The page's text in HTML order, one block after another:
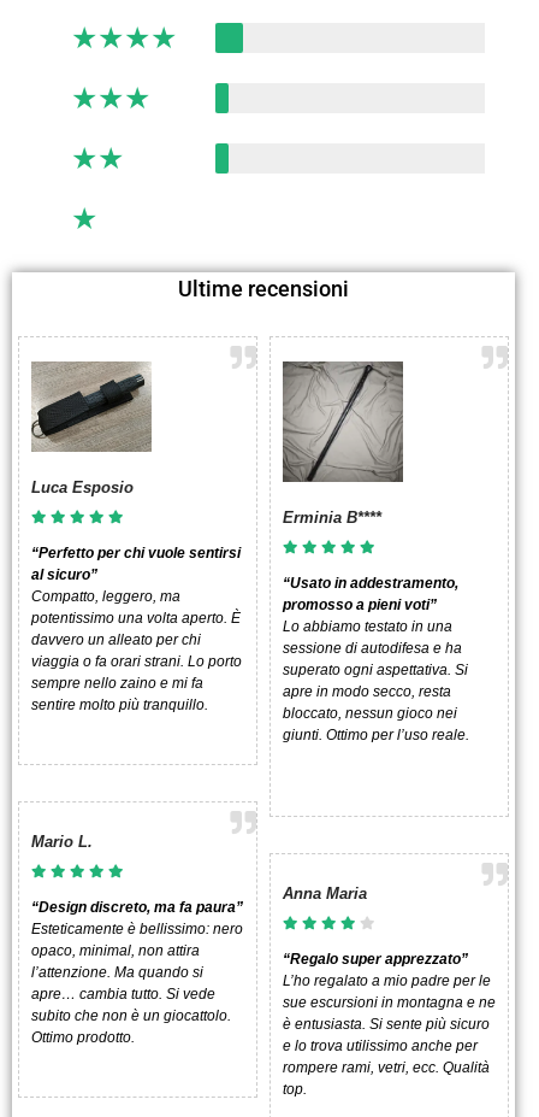
★★★★
★★★
★★
★
Ultime recensioni
Luca Esposio
“Perfetto per chi vuole sentirsi
al sicuro”
Compatto, leggero, ma
potentissimo una volta aperto. È
davvero un alleato per chi
viaggia o fa orari strani. Lo porto
sempre nello zaino e mi fa
sentire molto più tranquillo.
Mario L.
“Design discreto, ma fa paura”
Esteticamente è bellissimo: nero
opaco, minimal, non attira
l’attenzione. Ma quando si
apre… cambia tutto. Si vede
subito che non è un giocattolo.
Ottimo prodotto.
Erminia B****
“Usato in addestramento,
promosso a pieni voti”
Lo abbiamo testato in una
sessione di autodifesa e ha
superato ogni aspettativa. Si
apre in modo secco, resta
bloccato, nessun gioco nei
giunti. Ottimo per l’uso reale.
Anna Maria
“Regalo super apprezzato”
L’ho regalato a mio padre per le
sue escursioni in montagna e ne
è entusiasta. Si sente più sicuro
e lo trova utilissimo anche per
rompere rami, vetri, ecc. Qualità
top.